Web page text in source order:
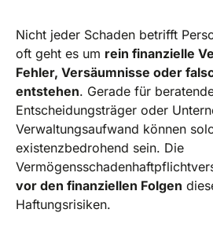
Nicht jeder Schaden betrifft
oft geht es um rein finanzielle
Fehler, Versäumnisse oder
entstehen. Gerade für
Entscheidungsträger oder
Verwaltungsaufwand können
existenzbedrohend sein. Die
vor den finanziellen Folgen
Haftungsrisiken.